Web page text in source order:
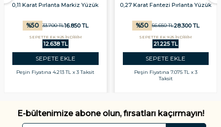
0,11 Karat Pırlanta Markiz Yüzük
%50 33.700TL16.850TL
SEPETTE EK %25 İNDİRİM
12.638 TL
SEPETE EKLE
Peşin Fiyatına4.213 TL x 3 Taksit
0,27 Karat Fantezi Pırlanta Yüzük
%50 56.650TL28.300TL
SEPETTE EK %25 İNDİRİM
21.225 TL
SEPETE EKLE
Peşin Fiyatına 7.075 TL x 3
Taksit
E-bültenimize abone olun, fırsatları kaçırmayın!